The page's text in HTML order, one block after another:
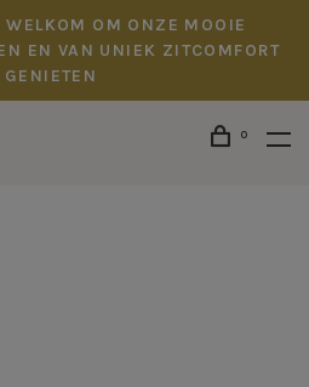
WELKOM OM ONZE MOOIE
EN VAN UNIEK ZITCOMFORT
GENIETEN
0